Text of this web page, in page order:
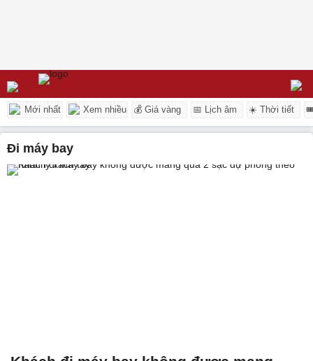
Mới nhất Xem nhiều 💰 Giá vàng 📅 Lịch âm ☀️ Thời tiết
đi máy bay